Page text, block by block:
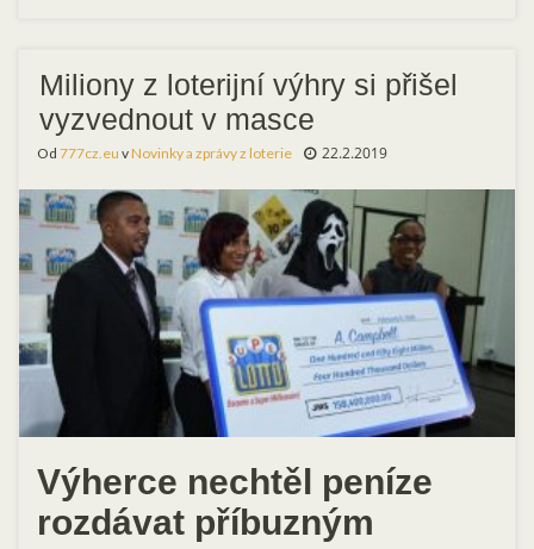
Miliony z loterijní výhry si přišel
vyzvednout v masce
Od 777cz.eu vNovinky a zprávy z loterie 22.2.2019
Výherce nechtěl peníze
rozdávat příbuzným